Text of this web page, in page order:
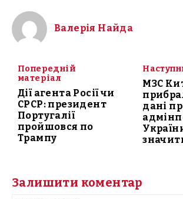
Валерія Найда
Попередній
матеріал
Дії агента Росії чи
СРСР: президент
Португалії
пройшовся по
Трампу
МЗС
дані
Залишити коментар